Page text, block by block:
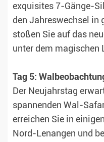
exquisites 7-Gänge-
den Jahreswechsel in
stoßen Sie auf das
unter dem magischen
Tag 5:
Der Neujahrstag
spannenden Wal-
erreichen Sie in
Nord-Lenangen und